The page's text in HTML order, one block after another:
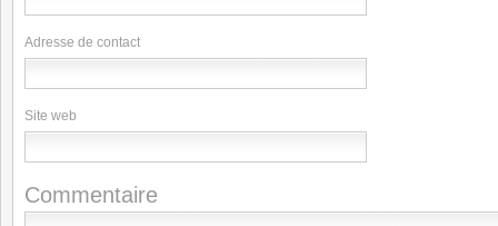
Adresse de contact
Site web
Commentaire